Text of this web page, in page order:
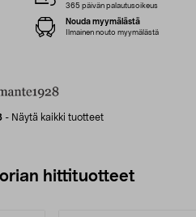
- Näytä kaikki tuotteet
365 päivän palautusoikeus
Nouda myymälästä
Ilmainen nouto myymälästä
hittituotteet